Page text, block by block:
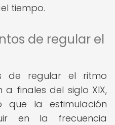
tiempo.
de regular el
de regular el ritmo
finales del siglo XIX,
que la estimulación
en la frecuencia